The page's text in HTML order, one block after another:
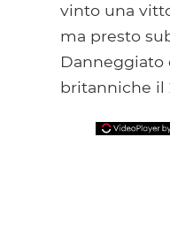
vinto una
ma presto
Danneggiato
britanniche il